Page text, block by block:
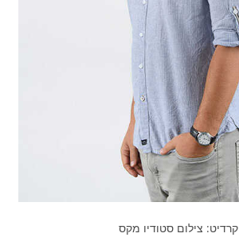
קרדיט: צילום סטודיו מקס